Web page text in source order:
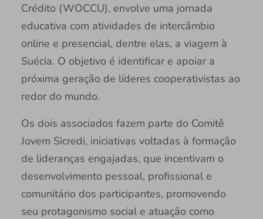
Crédito (WOCCU), envolve uma jornada
educativa com atividades de intercâmbio
online e presencial, dentre elas, a viagem à
Suécia. O objetivo é identificar e apoiar a
próxima geração de líderes cooperativistas ao
redor do mundo.
Os dois associados fazem parte do Comitê
Jovem Sicredi, iniciativas voltadas à formação
de lideranças engajadas, que incentivam o
desenvolvimento pessoal, profissional e
comunitário dos participantes, promovendo
seu protagonismo social e atuação como